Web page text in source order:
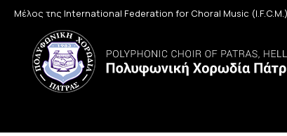
Μέλος της International Federation for Choral Music